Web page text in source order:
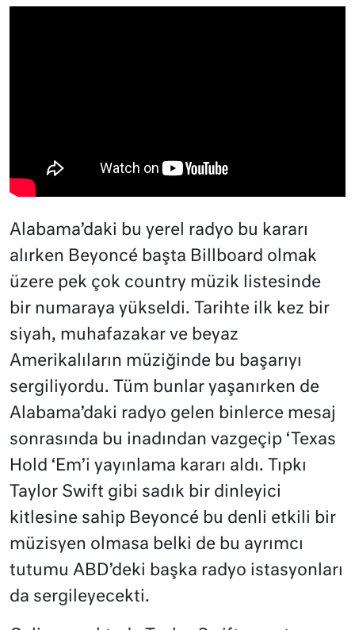
Alabama’daki bu yerel radyo bu kararı
alırken Beyoncé başta Billboard olmak
üzere pek çok country müzik listesinde
bir numaraya yükseldi. Tarihte ilk kez bir
siyah, muhafazakar ve beyaz
Amerikalıların müziğinde bu başarıyı
sergiliyordu. Tüm bunlar yaşanırken de
Alabama’daki radyo gelen binlerce mesaj
sonrasında bu inadından vazgeçip ‘Texas
Hold ‘Em’i yayınlama kararı aldı. Tıpkı
Taylor Swift gibi sadık bir dinleyici
kitlesine sahip Beyoncé bu denli etkili bir
müzisyen olmasa belki de bu ayrımcı
tutumu ABD’deki başka radyo istasyonları
da sergileyecekti.